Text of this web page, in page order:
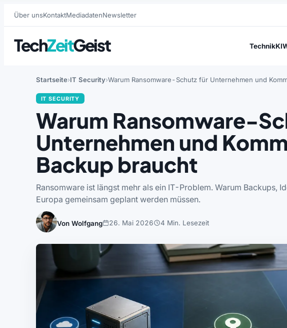
Über unsKontaktMediadatenNewsletter
TechZeitGeist TechnikKI
Startseite IT Security Warum Ransomware-Schutz für Unternehmen und
IT SECURITY
Warum Ransomware-
Unternehmen und
Backup braucht
Ransomware ist längst mehr als ein IT-Problem. Warum Backups,
Europa gemeinsam geplant werden müssen.
Von Wolfgang 26. Mai 2026 4 Min. Lesezeit